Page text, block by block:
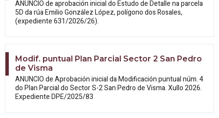
ANUNCIO de aprobación inicial do Estudode Detalle na parcela
5D da rúa Emilio González López, polígono dos Rosales,
(expediente 631/2026/26).
Modif. puntual Plan Parcial Sector 2 San Pedro
de Visma
ANUNCIO de Aprobación inicial daModificación puntual núm. 4
do Plan Parcial do Sector S-2 San Pedro de Visma. Xullo 2026.
Expediente DPE/2025/83